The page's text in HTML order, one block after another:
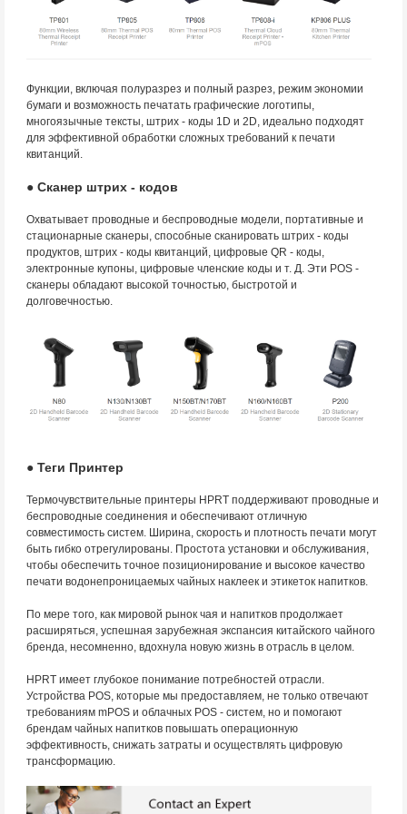
Функции, включая полуразрез и полный разрез, режим экономии
бумаги и возможность печатать графические логотипы,
многоязычные тексты, штрих - коды 1D и 2D, идеально подходят
для эффективной обработки сложных требований к печати
квитанций.
● Сканер штрих - кодов
Охватывает проводные и беспроводные модели, портативные и
стационарные сканеры, способные сканировать штрих - коды
продуктов, штрих - коды квитанций, цифровые QR - коды,
электронные купоны, цифровые членские коды и т. Д. Эти POS -
сканеры обладают высокой точностью, быстротой и
долговечностью.
● Теги Принтер
Термочувствительные принтеры HPRT поддерживают проводные и
беспроводные соединения и обеспечивают отличную
совместимость систем. Ширина, скорость и плотность печати могут
быть гибко отрегулированы. Простота установки и обслуживания,
чтобы обеспечить точное позиционирование и высокое качество
печати водонепроницаемых чайных наклеек и этикеток напитков.
По мере того, как мировой рынок чая и напитков продолжает
расширяться, успешная зарубежная экспансия китайского чайного
бренда, несомненно, вдохнула новую жизнь в отрасль в целом.
HPRT имеет глубокое понимание потребностей отрасли.
Устройства POS, которые мы предоставляем, не только отвечают
требованиям mPOS и облачных POS - систем, но и помогают
брендам чайных напитков повышать операционную
эффективность, снижать затраты и осуществлять цифровую
трансформацию.